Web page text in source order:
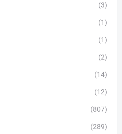
(3)
(1)
(1)
(2)
(14)
(12)
(807)
(289)